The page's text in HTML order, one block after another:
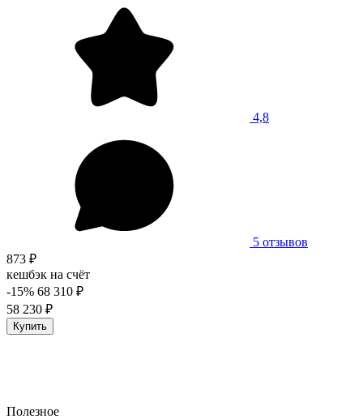
4,8
5 отзывов
873 ₽
кешбэк на счёт
-15% 68 310 ₽
58 230 ₽
Купить
Полезное